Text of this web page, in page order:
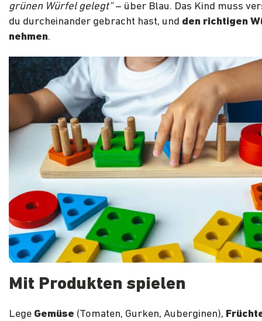
grünen Würfel gelegt“– über Blau. Das Kind muss
du durcheinander gebracht hast, und den richtigen
nehmen.
Mit Produkten spielen
Lege Gemüse (Tomaten, Gurken, Auberginen),